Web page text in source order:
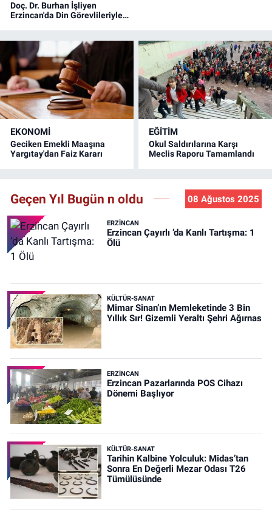
Doç. Dr. Burhan İşliyen
Erzincan'da Din Görevlileriyle
EKONOMİ
Geciken Emekli Maaşına
Yargıtay'dan Faiz Kararı
EĞİTİM
Okul Saldırılarına Karşı
Meclis Raporu Tamamlandı
Geçen Yıl Bugün n oldu 08 Ağustos 2025
ERZINCAN
Erzincan Çayırlı ’da Kanlı Tartışma: 1
Ölü
KÜLTÜR-SANAT
Mimar Sinan’ın Memleketinde 3 Bin
Yıllık Sır! Gizemli Yeraltı Şehri Ağırnas
ERZINCAN
Erzincan Pazarlarında POS Cihazı
Dönemi Başlıyor
KÜLTÜR-SANAT
Tarihin Kalbine Yolculuk: Midas’tan
Sonra En Değerli Mezar Odası T26
Tümülüsünde